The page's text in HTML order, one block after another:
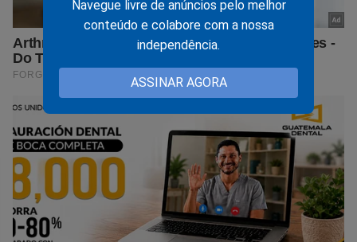
Navegue livre de anúncios pelo melhor
conteúdo e colabore com a nossa
independência.
ASSINAR AGORA